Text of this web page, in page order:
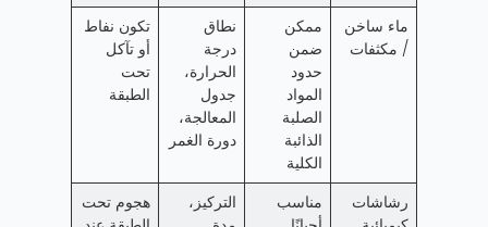
ماء ساخن
/ مكثفات
ممكن
ضمن
حدود
المواد
الصلبة
الذائبة
الكلية
نطاق
درجة
الحرارة،
جدول
المعالجة،
دورة الغمر
تكون نفاط
أو تآكل
تحت
الطبقة
رشاشات
مناسب
التركيز،
هجوم تحت